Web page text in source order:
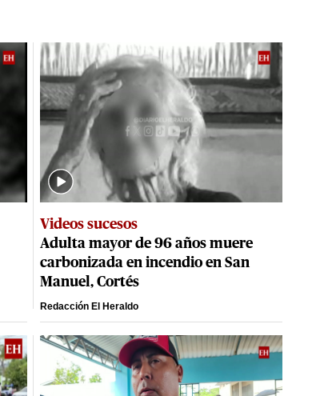
Videos sucesos
Adulta mayor de 96 años muere
carbonizada en incendio en San
Manuel, Cortés
Redacción El Heraldo